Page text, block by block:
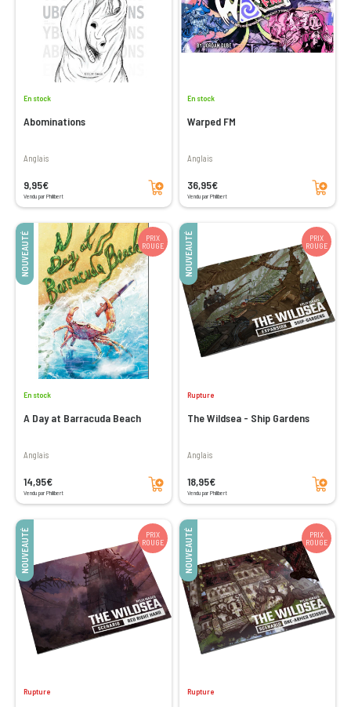
En stock
Abominations
Anglais
9,95€
Vendu par Philibert
Ajouter au panier
En stock
Warped FM
Anglais
36,95€
Vendu par Philibert
Ajouter au panier
NOUVEAUTÉ
PRIX
ROUGE
En stock
A Day at Barracuda Beach
Anglais
14,95€
Vendu par Philibert
Ajouter au panier
NOUVEAUTÉ
PRIX
ROUGE
Rupture
The Wildsea - Ship Gardens
Anglais
18,95€
Vendu par Philibert
Ajouter au panier
NOUVEAUTÉ
PRIX
ROUGE
Rupture
NOUVEAUTÉ
PRIX
ROUGE
Rupture